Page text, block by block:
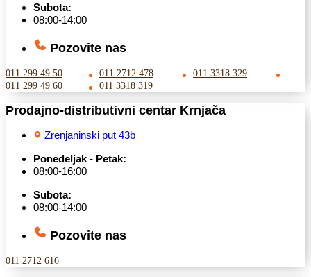
Subota:
08:00-14:00
Pozovite nas
011 299 49 50 011 2712 478
011 3318 329
011 299 49 60
011 3318 319
Prodajno-distributivni centar Krnjača
Zrenjaninski put 43b
Ponedeljak - Petak:
08:00-16:00
Subota:
08:00-14:00
Pozovite nas
011 2712 616